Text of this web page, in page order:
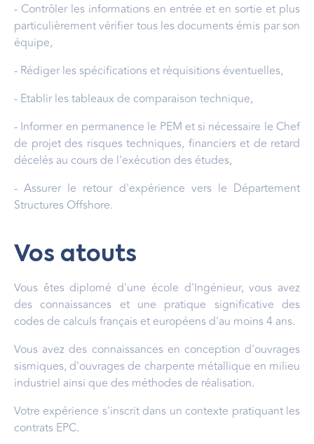
- Contrôler les informations en entrée et en sortie et plus
particulièrement vérifier tous les documents émis par son
équipe,
- Rédiger les spécifications et réquisitions éventuelles,
- Etablir les tableaux de comparaison technique,
- Informer en permanence le PEM et si nécessaire le Chef
de projet des risques techniques, financiers et de retard
décelés au cours de l'exécution des études,
- Assurer le retour d'expérience vers le Département
Structures Offshore.
Vos atouts
Vous êtes diplomé d'une école d'Ingénieur, vous avez
des connaissances et une pratique significative des
codes de calculs français et européens d'au moins 4 ans.
Vous avez des connaissances en conception d'ouvrages
sismiques, d'ouvrages de charpente métallique en milieu
industriel ainsi que des méthodes de réalisation.
Votre expérience s'inscrit dans un contexte pratiquant les
contrats EPC.